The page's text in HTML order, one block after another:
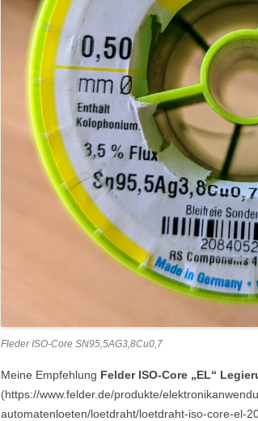
Fleder ISO-Core SN95,5AG3,8Cu0,7
Meine Empfehlung Felder ISO-Core „EL“
(https://www.felder.de/produkte/
automatenloeten/loetdraht/loetdraht-iso-core-el-